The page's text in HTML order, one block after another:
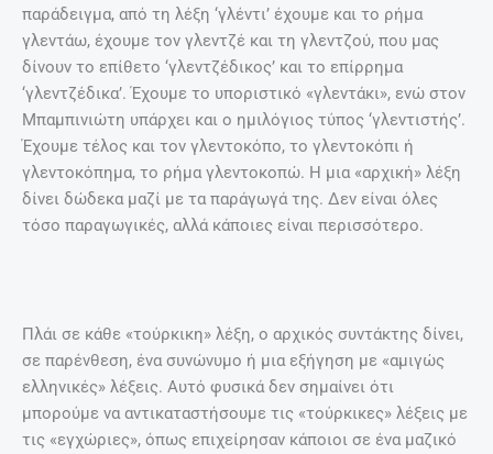
παράδειγμα, από τη λέξη ‘γλέντι’ έχουμε και το ρήμα
γλεντάω, έχουμε τον γλεντζέ και τη γλεντζού, που μας
δίνουν το επίθετο ‘γλεντζέδικος’ και το επίρρημα
‘γλεντζέδικα’. Έχουμε το υποριστικό «γλεντάκι», ενώ στον
Μπαμπινιώτη υπάρχει και ο ημιλόγιος τύπος ‘γλεντιστής’.
Έχουμε τέλος και τον γλεντοκόπο, το γλεντοκόπι ή
γλεντοκόπημα, το ρήμα γλεντοκοπώ. Η μια «αρχική» λέξη
δίνει δώδεκα μαζί με τα παράγωγά της. Δεν είναι όλες
τόσο παραγωγικές, αλλά κάποιες είναι περισσότερο.
Πλάι σε κάθε «τούρκικη» λέξη, ο αρχικός συντάκτης δίνει,
σε παρένθεση, ένα συνώνυμο ή μια εξήγηση με «αμιγώς
ελληνικές» λέξεις. Αυτό φυσικά δεν σημαίνει ότι
μπορούμε να αντικαταστήσουμε τις «τούρκικες» λέξεις με
τις «εγχώριες», όπως επιχείρησαν κάποιοι σε ένα μαζικό